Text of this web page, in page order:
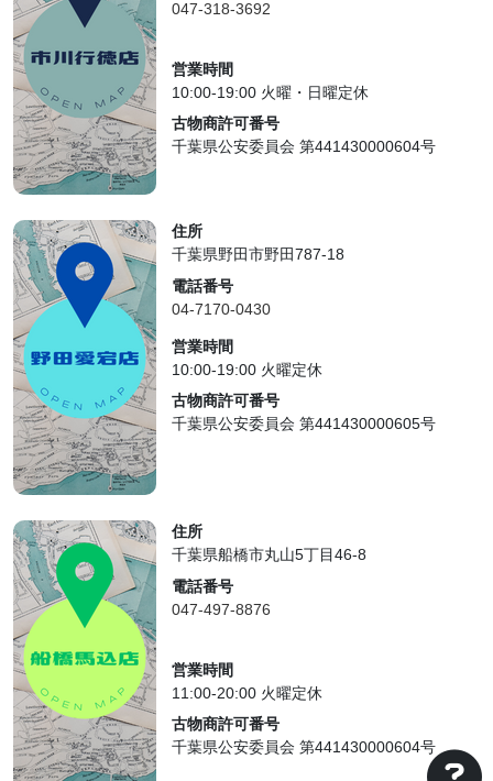
047-318-3692
営業時間
10:00-19:00 火曜・日曜定休
古物商許可番号
千葉県公安委員会 第441430000604号
住所
千葉県野田市野田787-18
電話番号
04-7170-0430
営業時間
10:00-19:00 火曜定休
古物商許可番号
千葉県公安委員会 第441430000605号
住所
千葉県船橋市丸山5丁目46-8
電話番号
047-497-8876
営業時間
11:00-20:00 火曜定休
古物商許可番号
千葉県公安委員会 第441430000604号